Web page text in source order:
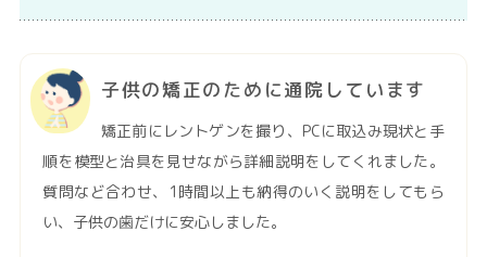
子供の矯正のために通院しています
矯正前にレントゲンを撮り、PCに取込み現状と手
順を模型と治具を見せながら詳細説明をしてくれました。
質問など合わせ、1時間以上も納得のいく説明をしてもら
い、子供の歯だけに安心しました。